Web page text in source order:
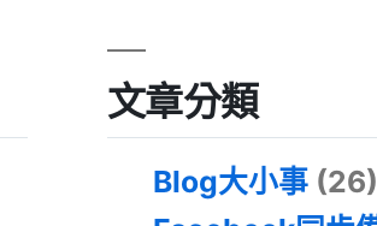
文章分類
Blog大小事 (26)